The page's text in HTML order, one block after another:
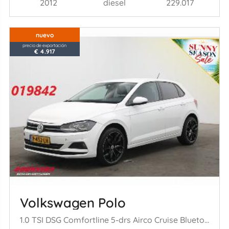
2012 diesel 229.017
nuevo
precio de exportación
€ 4.917
Volkswagen Polo
1.0 TSI DSG Comfortline 5-drs Airco Cruise Bluetooth